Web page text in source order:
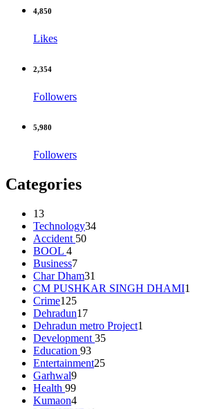
4,850
Likes
2,354
Followers
5,980
Followers
Categories
13
Technology34
Accident 50
BOOL 4
Business7
Char Dham31
CM PUSHKAR SINGH DHAMI1
Crime125
Dehradun17
Dehradun metro Project1
Development 35
Education 93
Entertainment25
Garhwal9
Health 99
Kumaon4